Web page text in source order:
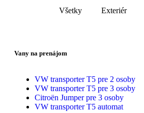
Všetky Exteriér
Vany na prenájom
VW transporter T5 pre 2 osoby
VW transporter T5 pre 3 osoby
Citroën Jumper pre 3 osoby
VW transporter T5 automat